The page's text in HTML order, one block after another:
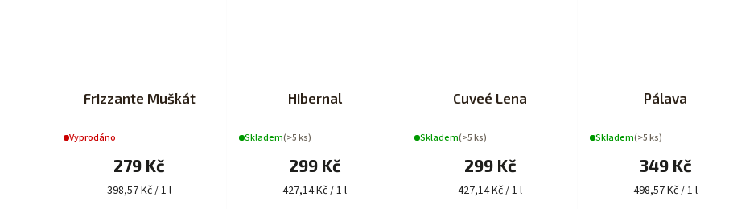
Frizzante Muškát
Vyprodáno
279 Kč
398,57 Kč / 1 l
Hibernal
Skladem(>5 ks)
299 Kč
427,14 Kč / 1 l
Cuveé Lena
Skladem(>5 ks)
299 Kč
427,14 Kč / 1 l
Pálava
Skladem(>5 ks)
349 Kč
498,57 Kč / 1 l